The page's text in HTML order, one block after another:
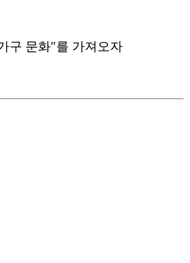
구 문화"를 가져오자